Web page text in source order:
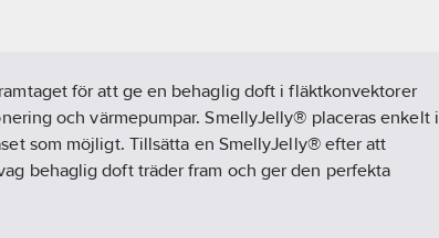
för att ge en behaglig doft i fläktkonvektorer
och värmepumpar. SmellyJelly® placeras enkelt i
som möjligt. Tillsätta en SmellyJelly® efter att
behaglig doft träder fram och ger den perfekta